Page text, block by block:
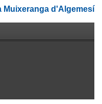
Muixeranga d'Algemesí